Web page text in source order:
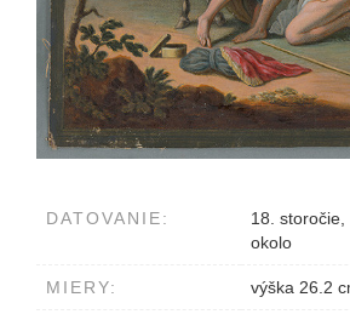
DATOVANIE:
18.
okolo
MIERY: výška 26.2